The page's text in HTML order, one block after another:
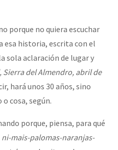
porque no quiera escuchar
esa historia, escrita con el
sola aclaración de lugar y
Sierra del Almendro, abril de
hará unos 30 años, sino
cosa, según.
porque, piensa, para qué
ni-mais-palomas-naranjas-